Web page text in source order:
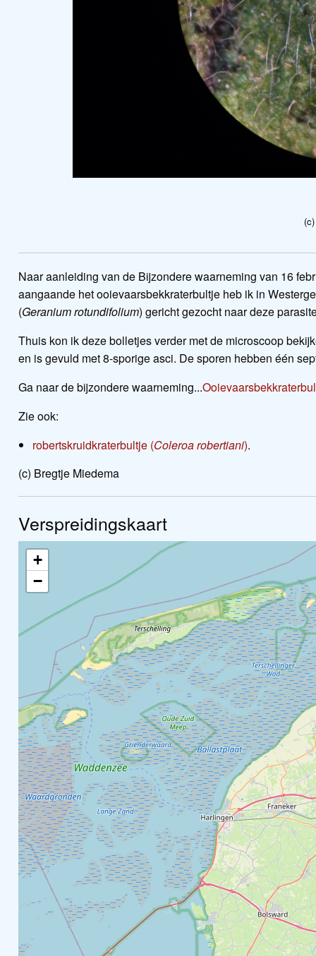
Naar aanleiding van de Bijzondere waarneming van 16
aangaande het ooievaarsbekkraterbultje heb ik in
(Geranium rotundifolium) gericht gezocht naar deze
Thuis kon ik deze bolletjes verder met de microscoop
en is gevuld met 8-sporige asci. De sporen hebben één
Ga naar de bijzondere waarneming...
Zie ook:
robertskruidkraterbultje (Coleroa robertiani).
(c) Bregtje Miedema
Verspreidingskaart
+
−